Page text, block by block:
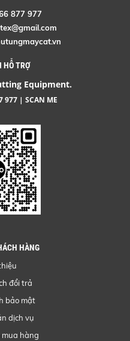
877 977
HỖ TRỢ
Equipment.
977 | SCAN ME
HÀNG
đổi trả
bảo mật
dịch vụ
mua hàng